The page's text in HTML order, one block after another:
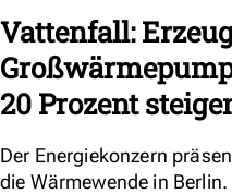
Vattenfall:
20 Prozent
Der Energiekonzern
die Wärmewende in